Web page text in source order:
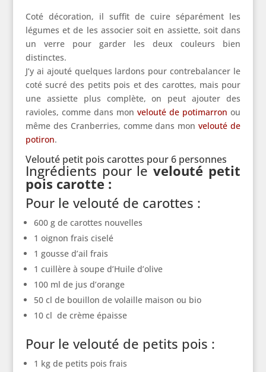
Coté décoration, il suffit de cuire séparément les
légumes et de les associer soit en assiette, soit dans
un verre pour garder les deux couleurs bien
distinctes.
J’y ai ajouté quelques lardons pour contrebalancer le
coté sucré des petits pois et des carottes, mais pour
une assiette plus complète, on peut ajouter des
ravioles, comme dans monvelouté de potimarron ou
même des Cranberries, comme dans monvelouté de
potiron.
Velouté petit pois carottes pour 6 personnes
Ingrédients pour levelouté petit
pois carotte :
Pour le velouté de carottes :
600 g de carottes nouvelles
1 oignon frais ciselé
1 gousse d’ail frais
1 cuillère à soupe d’Huile d’olive
100 ml de jus d’orange
50 cl de bouillon de volaille maison ou bio
10 cl de crème épaisse
Pour le velouté de petits pois :
1 kg de petits pois frais